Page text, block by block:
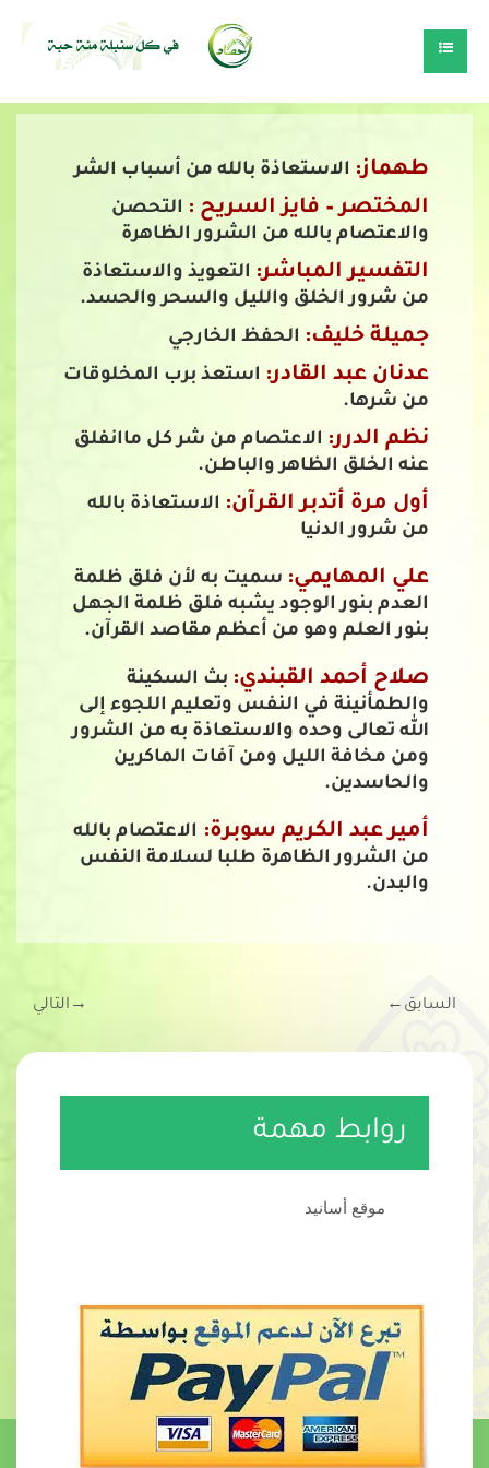
طهماز: الاستعاذة بالله من أسباب الشر
المختصر – فايز السريح : التحصن
والاعتصام بالله من الشرور الظاهرة
التفسير المباشر: التعويذ والاستعاذة
من شرور الخلق والليل والسحر والحسد.
جميلة خليف: الحفظ الخارجي
عدنان عبد القادر: استعذ برب المخلوقات
من شرها.
نظم الدرر: الاعتصام من شر كل ماانفلق
عنه الخلق الظاهر والباطن.
أول مرة أتدبر القرآن: الاستعاذة بالله
من شرور الدنيا
علي المهايمي: سميت به لأن فلق ظلمة
العدم بنور الوجود يشبه فلق ظلمة الجهل
بنور العلم وهو من أعظم مقاصد القرآن.
صلاح أحمد القبندي: بث السكينة
والطمأنينة في النفس وتعليم اللجوء إلى
الله تعالى وحده والاستعاذة به من الشرور
ومن مخافة الليل ومن آفات الماكرين
والحاسدين.
أمير عبد الكريم سوبرة: الاعتصام بالله
من الشرور الظاهرة طلبا لسلامة النفس
والبدن.
السابق ←
→ التالي
روابط مهمة
موقع أسانيد